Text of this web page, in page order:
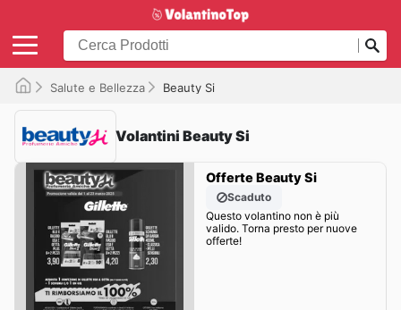
Salute e Bellezza Beauty Si
Volantini Beauty Si
Offerte Beauty Si
Scaduto
Questo volantino non è più
valido. Torna presto per nuove
offerte!